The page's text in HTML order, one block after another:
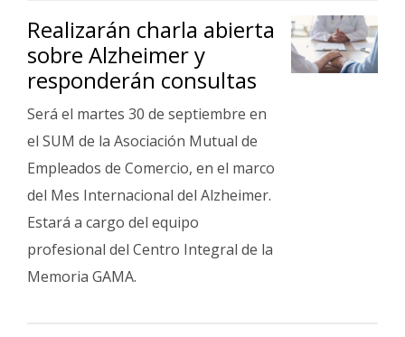
Realizarán charla abierta
sobre Alzheimer y
responderán consultas
Será el martes 30 de septiembre en
el SUM de la Asociación Mutual de
Empleados de Comercio, en el marco
del Mes Internacional del Alzheimer.
Estará a cargo del equipo
profesional del Centro Integral de la
Memoria GAMA.